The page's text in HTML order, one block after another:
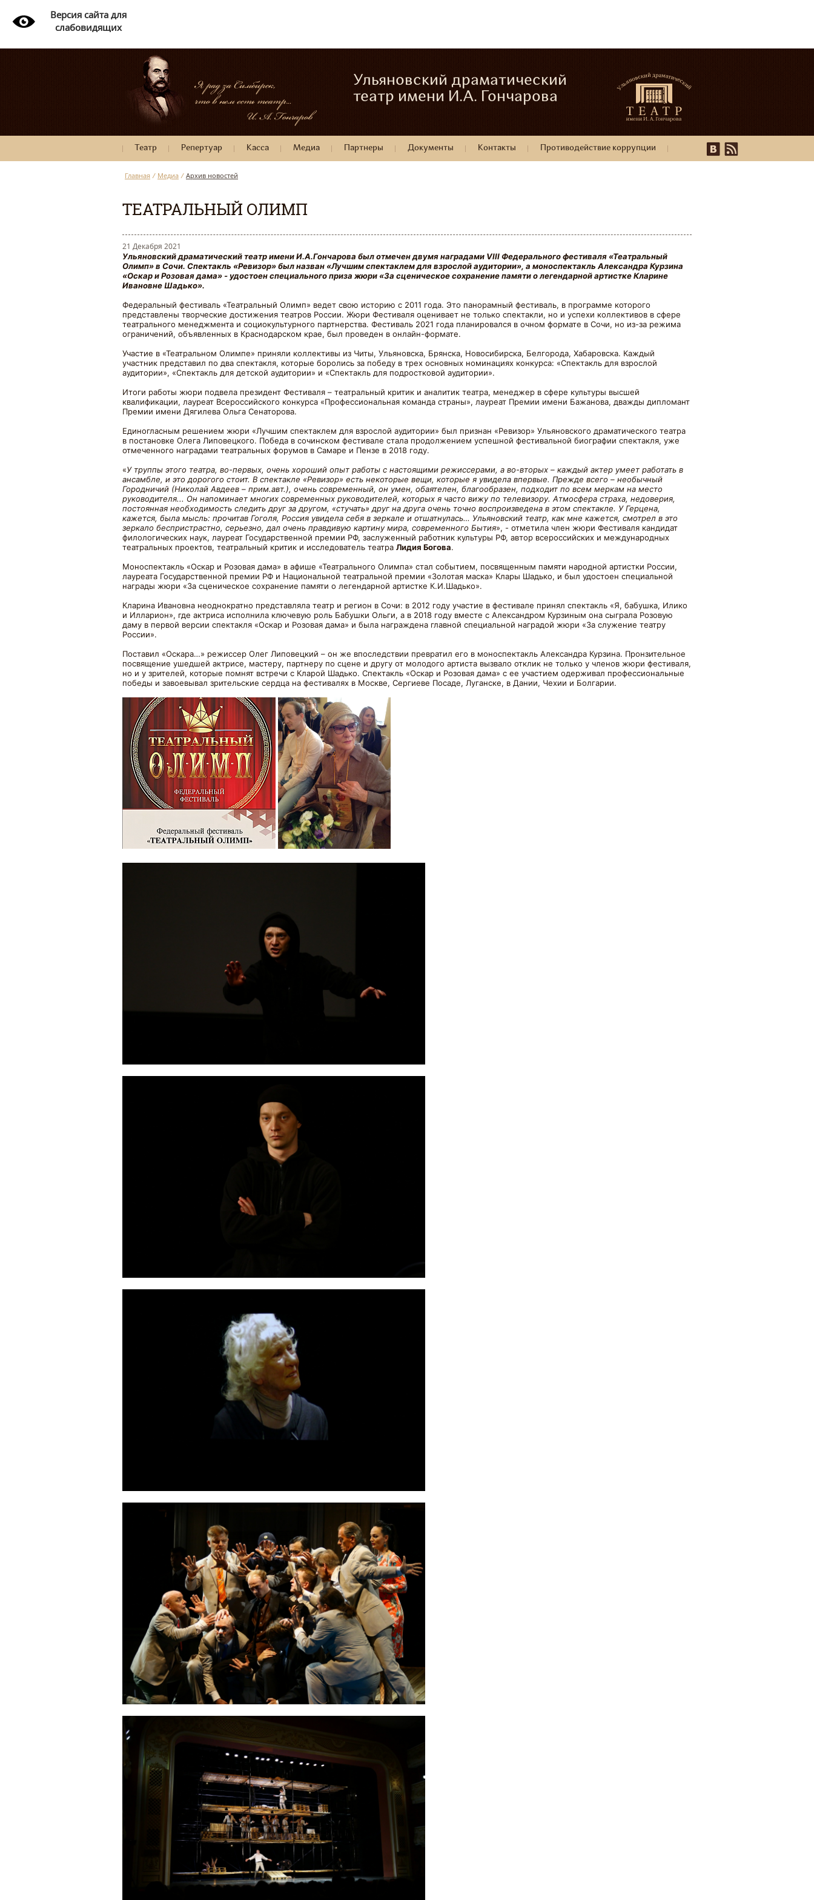
Версия сайта для
слабовидящих
Ульяновский драматический
театр имени И.А. Гончарова
Театр Репертуар Касса Медиа Партнеры Документы Контакты Противодействие коррупции
Главная / Медиа / Архив новостей
ТЕАТРАЛЬНЫЙ ОЛИМП
21 Декабря 2021
Ульяновский драматический театр имени И.А.Гончарова был отмечен двумя наградами VIII Федерального фестиваля «Театральный
Олимп» в Сочи. Спектакль «Ревизор» был назван «Лучшим спектаклем для взрослой аудитории», а моноспектакль Александра Курзина
«Оскар и Розовая дама» - удостоен специального приза жюри «За сценическое сохранение памяти о легендарной артистке Кларине
Ивановне Шадько».
Федеральный фестиваль «Театральный Олимп» ведет свою историю с 2011 года. Это панорамный фестиваль, в программе которого
представлены творческие достижения театров России. Жюри Фестиваля оценивает не только спектакли, но и успехи коллективов в сфере
театрального менеджмента и социокультурного партнерства. Фестиваль 2021 года планировался в очном формате в Сочи, но из-за режима
ограничений, объявленных в Краснодарском крае, был проведен в онлайн-формате.
Участие в «Театральном Олимпе» приняли коллективы из Читы, Ульяновска, Брянска, Новосибирска, Белгорода, Хабаровска. Каждый
участник представил по два спектакля, которые боролись за победу в трех основных номинациях конкурса: «Спектакль для взрослой
аудитории», «Спектакль для детской аудитории» и «Спектакль для подростковой аудитории».
Итоги работы жюри подвела президент Фестиваля – театральный критик и аналитик театра, менеджер в сфере культуры высшей
квалификации, лауреат Всероссийского конкурса «Профессиональная команда страны», лауреат Премии имени Бажанова, дважды дипломант
Премии имени Дягилева Ольга Сенаторова.
Единогласным решением жюри «Лучшим спектаклем для взрослой аудитории» был признан «Ревизор» Ульяновского драматического театра
в постановке Олега Липовецкого. Победа в сочинском фестивале стала продолжением успешной фестивальной биографии спектакля, уже
отмеченного наградами театральных форумов в Самаре и Пензе в 2018 году.
«У труппы этого театра, во-первых, очень хороший опыт работы с настоящими режиссерами, а во-вторых – каждый актер умеет работать в
ансамбле, и это дорогого стоит. В спектакле «Ревизор» есть некоторые вещи, которые я увидела впервые. Прежде всего – необычный
Городничий (Николай Авдеев – прим.авт.), очень современный, он умен, обаятелен, благообразен, подходит по всем меркам на место
руководителя... Он напоминает многих современных руководителей, которых я часто вижу по телевизору. Атмосфера страха, недоверия,
постоянная необходимость следить друг за другом, «стучать» друг на друга очень точно воспроизведена в этом спектакле. У Герцена,
кажется, была мысль: прочитав Гоголя, Россия увидела себя в зеркале и отшатнулась… Ульяновский театр, как мне кажется, смотрел в это
зеркало беспристрастно, серьезно, дал очень правдивую картину мира, современного Бытия», - отметила член жюри Фестиваля кандидат
филологических наук, лауреат Государственной премии РФ, заслуженный работник культуры РФ, автор всероссийских и международных
театральных проектов, театральный критик и исследователь театра Лидия Богова.
Моноспектакль «Оскар и Розовая дама» в афише «Театрального Олимпа» стал событием, посвященным памяти народной артистки России,
лауреата Государственной премии РФ и Национальной театральной премии «Золотая маска» Клары Шадько, и был удостоен специальной
награды жюри «За сценическое сохранение памяти о легендарной артистке К.И.Шадько».
Кларина Ивановна неоднократно представляла театр и регион в Сочи: в 2012 году участие в фестивале принял спектакль «Я, бабушка, Илико
и Илларион», где актриса исполнила ключевую роль Бабушки Ольги, а в 2018 году вместе с Александром Курзиным она сыграла Розовую
даму в первой версии спектакля «Оскар и Розовая дама» и была награждена главной специальной наградой жюри «За служение театру
России».
Поставил «Оскара…» режиссер Олег Липовецкий – он же впоследствии превратил его в моноспектакль Александра Курзина. Пронзительное
посвящение ушедшей актрисе, мастеру, партнеру по сцене и другу от молодого артиста вызвало отклик не только у членов жюри фестиваля,
но и у зрителей, которые помнят встречи с Кларой Шадько. Спектакль «Оскар и Розовая дама» с ее участием одерживал профессиональные
победы и завоевывал зрительские сердца на фестивалях в Москве, Сергиеве Посаде, Луганске, в Дании, Чехии и Болгарии.